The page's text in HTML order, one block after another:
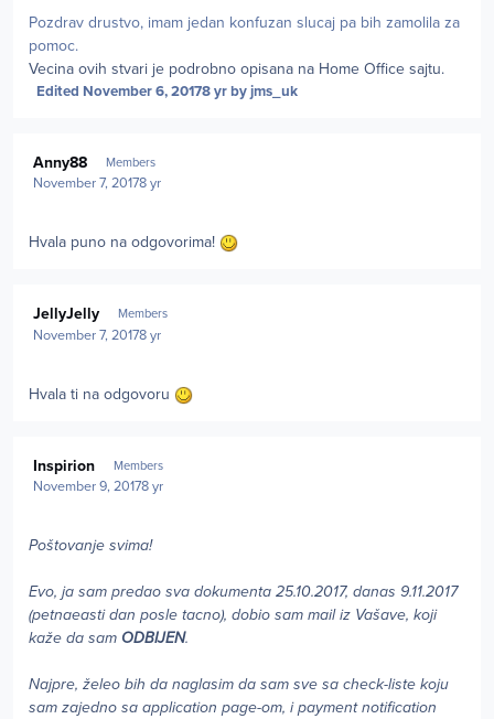
Pozdrav drustvo, imam jedan konfuzan slucaj pa bih zamolila za
pomoc.
Vecina ovih stvari je podrobno opisana na Home Office sajtu.
Edited November 6, 20178 yrby jms_uk
Anny88 Members
November 7, 20178 yr
Hvala puno na odgovorima!
JellyJelly Members
November 7, 20178 yr
Hvala ti na odgovoru
Inspirion Members
November 9, 20178 yr
Poštovanje svima!
Evo, ja sam predao sva dokumenta 25.10.2017, danas 9.11.2017
(petnaeasti dan posle tacno), dobio sam mail iz Vašave, koji
kaže da sam ODBIJEN.
Najpre, želeo bih da naglasim da sam sve sa check-liste koju
sam zajedno sa application page-om, i payment notification